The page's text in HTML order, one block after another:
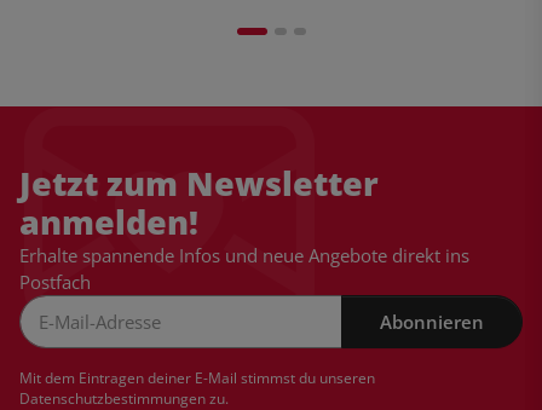
Jetzt zum Newsletter
anmelden!
Erhalte spannende Infos und neue Angebote direkt ins
Postfach
Abonnieren
Mit dem Eintragen deiner E-Mail stimmst du unseren
Datenschutzbestimmungenzu.